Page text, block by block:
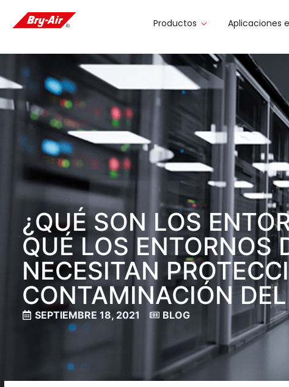
Productos Aplicaciones
¿QUÉ SON LOS
QUÉ LOS ENTORNOS
NECESITAN
CONTAMINACIÓN
SEPTIEMBRE 18, 2021 BLOG